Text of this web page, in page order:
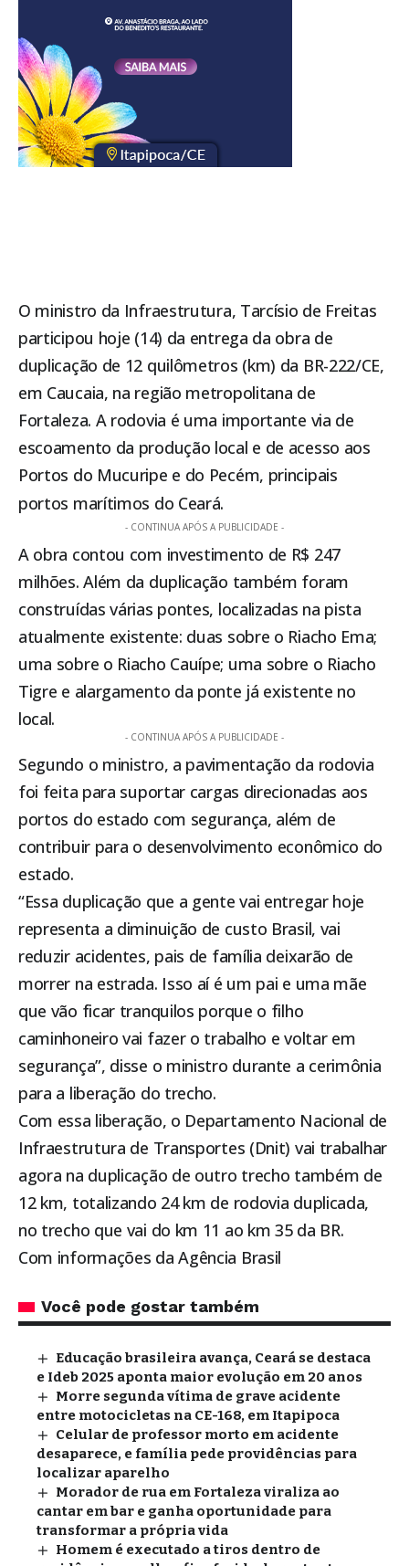
O ministro da Infraestrutura, Tarcísio de Freitas
participou hoje (14) da entrega da obra de
duplicação de 12 quilômetros (km) da BR-222/CE,
em Caucaia, na região metropolitana de
Fortaleza. A rodovia é uma importante via de
escoamento da produção local e de acesso aos
Portos do Mucuripe e do Pecém, principais
portos marítimos do Ceará.
- CONTINUA APÓS A PUBLICIDADE -
A obra contou com investimento de R$ 247
milhões. Além da duplicação também foram
construídas várias pontes, localizadas na pista
atualmente existente: duas sobre o Riacho Ema;
uma sobre o Riacho Cauípe; uma sobre o Riacho
Tigre e alargamento da ponte já existente no
local.
- CONTINUA APÓS A PUBLICIDADE -
Segundo o ministro, a pavimentação da rodovia
foi feita para suportar cargas direcionadas aos
portos do estado com segurança, além de
contribuir para o desenvolvimento econômico do
estado.
“Essa duplicação que a gente vai entregar hoje
representa a diminuição de custo Brasil, vai
reduzir acidentes, pais de família deixarão de
morrer na estrada. Isso aí é um pai e uma mãe
que vão ficar tranquilos porque o filho
caminhoneiro vai fazer o trabalho e voltar em
segurança”, disse o ministro durante a cerimônia
para a liberação do trecho.
Com essa liberação, o Departamento Nacional de
Infraestrutura de Transportes (Dnit) vai trabalhar
agora na duplicação de outro trecho também de
12 km, totalizando 24 km de rodovia duplicada,
no trecho que vai do km 11 ao km 35 da BR.
Com informações da Agência Brasil
Você pode gostar também
Educação brasileira avança, Ceará se destaca
e Ideb 2025 aponta maior evolução em 20 anos
Morre segunda vítima de grave acidente
entre motocicletas na CE-168, em Itapipoca
Celular de professor morto em acidente
desaparece, e família pede providências para
localizar aparelho
Morador de rua em Fortaleza viraliza ao
cantar em bar e ganha oportunidade para
transformar a própria vida
Homem é executado a tiros dentro de